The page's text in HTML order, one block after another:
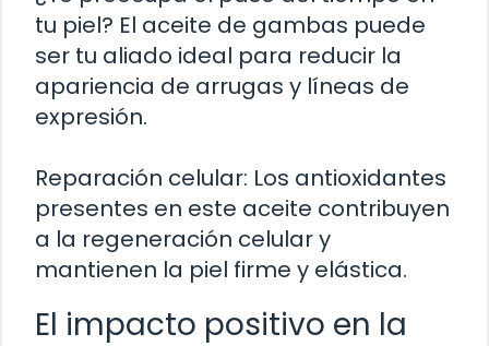
tu piel? El aceite de gambas puede
ser tu aliado ideal para reducir la
apariencia de arrugas y líneas de
expresión.
Reparación celular: Los antioxidantes
presentes en este aceite contribuyen
a la regeneración celular y
mantienen la piel firme y elástica.
El impacto positivo en la